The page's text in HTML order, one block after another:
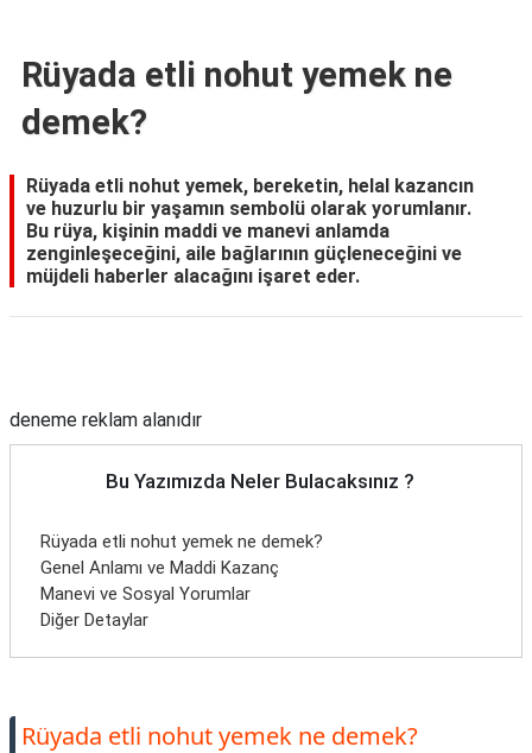
Rüyada etli nohut yemek ne
demek?
Rüyada etli nohut yemek, bereketin, helal kazancın
ve huzurlu bir yaşamın sembolü olarak yorumlanır.
Bu rüya, kişinin maddi ve manevi anlamda
zenginleşeceğini, aile bağlarının güçleneceğini ve
müjdeli haberler alacağını işaret eder.
deneme reklam alanıdır
Bu Yazımızda Neler Bulacaksınız ?
Rüyada etli nohut yemek ne demek?
Genel Anlamı ve Maddi Kazanç
Manevi ve Sosyal Yorumlar
Diğer Detaylar
Rüyada etli nohut yemek ne demek?